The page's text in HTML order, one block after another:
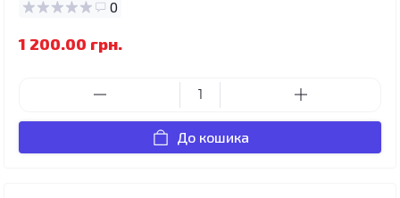
0
1 200.00 грн.
До кошика